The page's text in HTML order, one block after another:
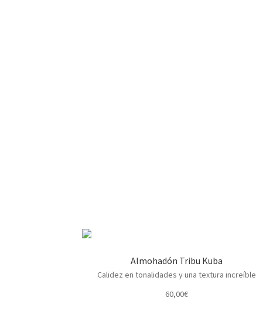
Almohadón Tribu Kuba
Calidez en tonalidades y una textura increíble
60,00€